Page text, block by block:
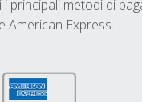
principali metodi di
American Express.